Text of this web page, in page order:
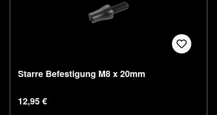
Starre Befestigung M8 x 20mm
Regulärer Preis:
12,95 €